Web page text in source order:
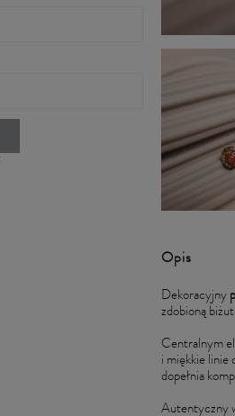
Opis
Dekoracyjny
zdobioną
Centralnym
i miękkie linie
dopełnia
Autentyczny